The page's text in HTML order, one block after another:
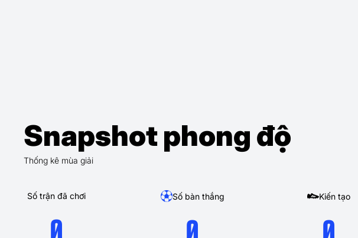
Snapshot phong độ
Thống kê mùa giải
Số trận đã chơi Số bàn thắng Kiến tạo